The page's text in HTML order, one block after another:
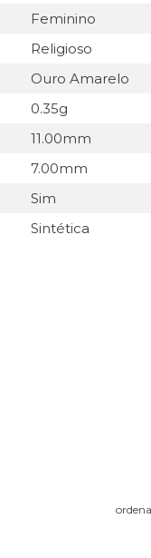
Feminino
Religioso
Ouro Amarelo
0.35g
11.00mm
7.00mm
Sim
Sintética